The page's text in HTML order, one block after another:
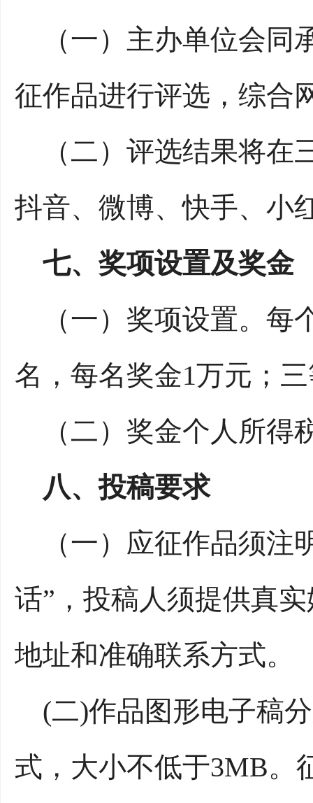
（一）主办单位会同
征作品进行评选，综合
（二）评选结果将在
抖音、微博、快手、小
七、奖项设置及奖金
（一）奖项设置。每
名，每名奖金1万元；
（二）奖金个人所得
八、投稿要求
（一）应征作品须注
话”，投稿人须提供真
地址和准确联系方式。
(二)作品图形电子稿
式，大小不低于3MB。